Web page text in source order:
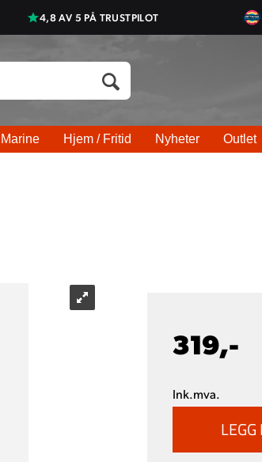
4,8 AV 5 PÅ TRUSTPILOT
Marine Hjem / Fritid Nyheter Outlet
319,-
Ink.mva.